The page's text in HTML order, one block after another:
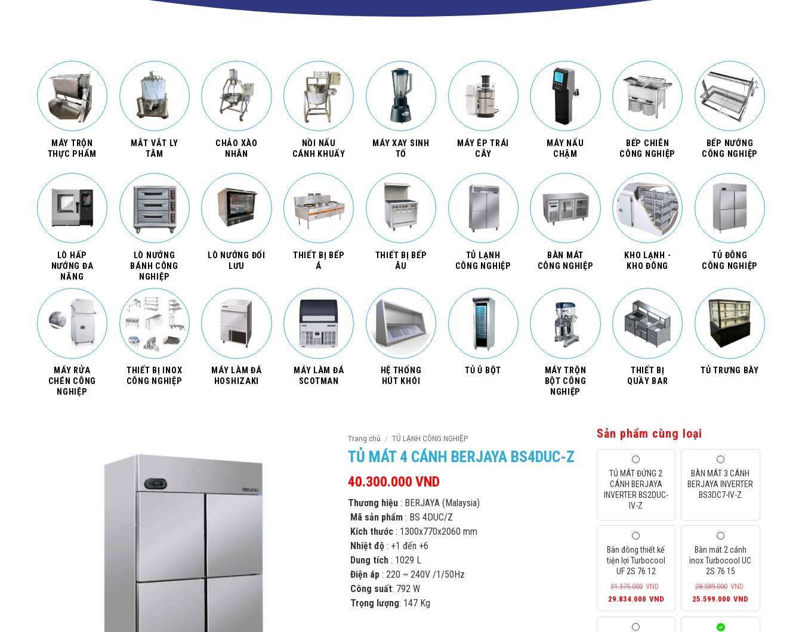
MÁY TRỘN
THỰC PHẨM
MẮT VẮT LY
TÂM
CHẢO XÀO
NHÂN
NỒI NẤU
CÁNH KHUẤY
MÁY XAY SINH
TỐ
MÁY ÉP TRÁI
CÂY
MÁY NẤU
CHẬM
BẾP CHIÊN
CÔNG NGHIỆP
BẾP NƯỚNG
CÔNG NGHIỆP
LÒ HẤP
NƯỚNG ĐA
NĂNG
LÒ NƯỚNG
BÁNH CÔNG
NGHIỆP
LÒ NƯỚNG ĐỐI
LƯU
THIẾT BỊ BẾP
Á
THIẾT BỊ BẾP
ÂU
TỦ LẠNH
CÔNG NGHIỆP
BÀN MÁT
CÔNG NGHIỆP
KHO LẠNH -
KHO ĐÔNG
TỦ ĐÔNG
CÔNG NGHIỆP
MÁY RỬA
CHÉN CÔNG
NGHIỆP
THIẾT BỊ INOX
CÔNG NGHIỆP
MÁY LÀM ĐÁ
HOSHIZAKI
MÁY LÀM ĐÁ
SCOTMAN
HỆ THỐNG
HÚT KHÓI
TỦ Ủ BỘT
MÁY TRỘN
BỘT CÔNG
NGHIỆP
THIẾT BỊ
QUẦY BAR
TỦ TRƯNG BÀY
Trang chủ / TỦ LẠNH CÔNG NGHIỆP
TỦ MÁT 4 CÁNH BERJAYA BS4DUC-Z
40.300.000 VND
Thương hiệu: BERJAYA (Malaysia)
Mã sản phẩm: BS 4DUC/Z
Kích thước: 1300x770x2060 mm
Nhiệt độ: +1 đến +6
Dung tích: 1029 L
Điện áp: 220 ~ 240V /1/50Hz
Công suất: 792 W
Trọng lượng: 147 Kg
Sản phẩm cùng loại
TỦ MÁT ĐỨNG 2
CÁNH BERJAYA
INVERTER BS2DUC-
IV-Z
BÀN MÁT 3 CÁNH
BERJAYA INVERTER
BS3DC7-IV-Z
Bàn đông thiết kế
tiện lợi Turbocool
UF 2S 76 12
31.375.000 VND
Giá
gốc
29.834.000 VND
hiện
Bàn mát 2 cánh
inox Turbocool UC
2S 76 15
28.589.000 VND
Giá
gốc
25.599.000 VND
hiện